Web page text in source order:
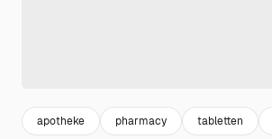
apotheke pharmacy tabletten